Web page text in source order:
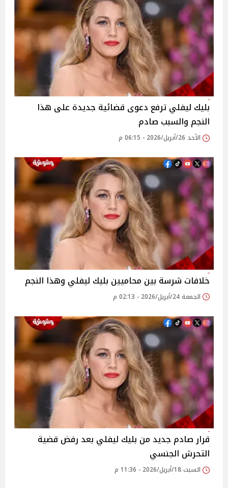
بليك ليفلي ترفع دعوى قضائية جديدة على هذا
النجم والسبب صادم
الأحد 26/أبريل/2026 - 06:15 م
خلافات شرسة بين محاميين بليك ليفلي وهذا النجم
الجمعة 24/أبريل/2026 - 02:13 م
قرار صادم جديد من بليك ليفلي بعد رفض قضية
التحرش الجنسي
السبت 18/أبريل/2026 - 11:36 م